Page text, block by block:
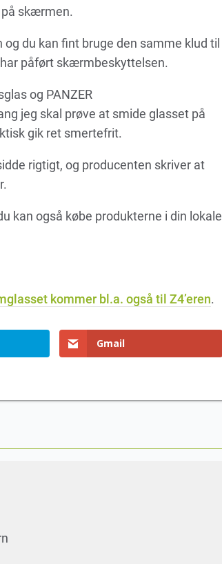
skærmen.
du kan fint bruge den samme klud til
påført skærmbeskyttelsen.
og PANZER
jeg skal prøve at smide glasset på
gik ret smertefrit.
rigtigt, og producenten skriver at
kan også købe produkterne i din lokale
kommer bl.a. også til Z4’eren.
Gmail